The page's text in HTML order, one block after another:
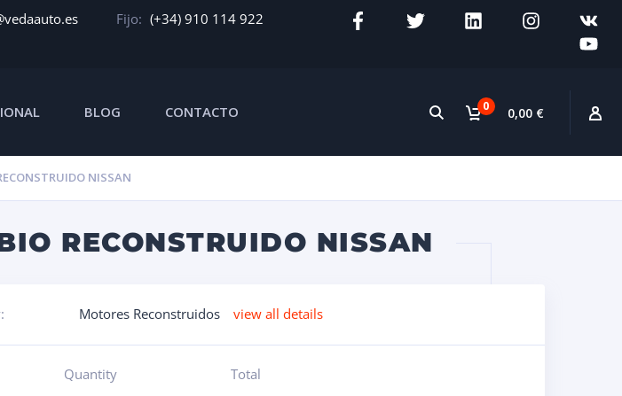
Fijo: (+34) 910 114 922
0 0,00 €
BLOG CONTACTO
NISSAN
RECONSTRUIDO NISSAN
Motores Reconstruidos view all details
Quantity
Total